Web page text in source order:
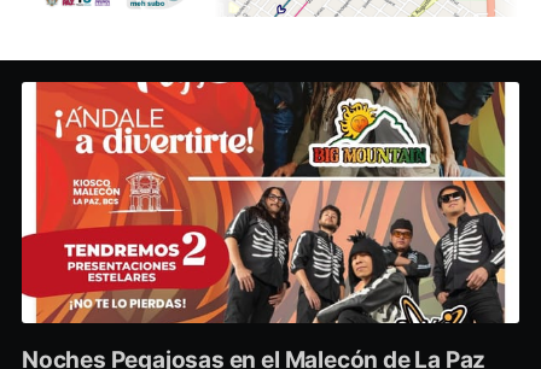
Noches Pegajosas en el Malecón de La Paz